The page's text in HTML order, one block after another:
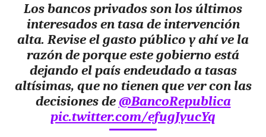
Los bancos privados son los últimos
interesados en tasa de intervención
alta. Revise el gasto público y ahí ve la
razón de porque este gobierno está
dejando el país endeudado a tasas
altísimas, que no tienen que ver con las
decisiones de@BancoRepublica
pic.twitter.com/efugJyucYq